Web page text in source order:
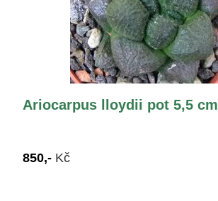
Ariocarpus lloydii pot 5,5 cm
850,- Kč